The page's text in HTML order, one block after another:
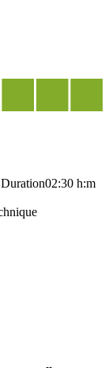
Duration02:30 h:m